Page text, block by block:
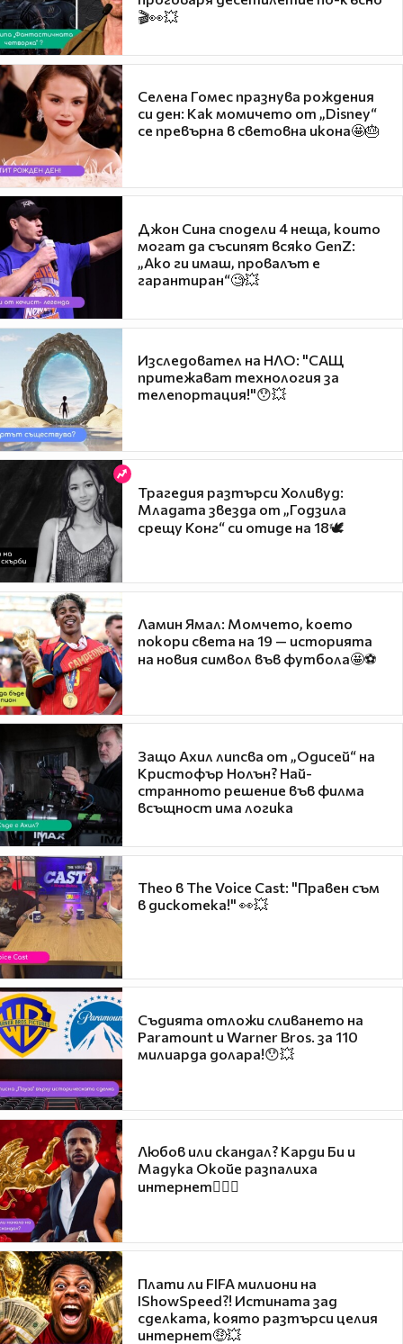
🎬👀💥
Селена Гомес празнува рождения
си ден: Как момичето от „Disney“
се превърна в световна икона🤩🎂
Джон Сина сподели 4 неща, които
могат да съсипят всяко GenZ:
„Ако ги имаш, провалът е
гарантиран“🧐💥
Изследовател на НЛО: "САЩ
притежават технология за
телепортация!"😯💥
Трагедия разтърси Холивуд:
Младата звезда от „Годзила
срещу Конг“ си отиде на 18🕊️
Ламин Ямал: Момчето, което
покори света на 19 — историята
на новия символ във футбола🤩⚽
Защо Ахил липсва от „Одисей“ на
Кристофър Нолън? Най-
странното решение във филма
всъщност има логика
Theo в The Voice Cast: "Правен съм
в дискотека!" 👀💥
Съдията отложи сливането на
Paramount и Warner Bros. за 110
милиарда долара!😯💥
Любов или скандал? Карди Би и
Мадука Окойе разпалиха
интернет❤️‍🔥🔥
Плати ли FIFA милиони на
IShowSpeed?! Истината зад
сделката, която разтърси целия
интернет🤑💥